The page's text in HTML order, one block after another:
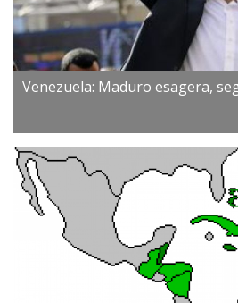
Venezuela: Maduro esagera,